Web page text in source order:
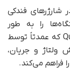
شارژرهای فندکی
را به ‌طور
قابل‌توجهی کاهش دهد. فناوری Quick Charge که عمدتاً توسط
ولتاژ و جریان،
فراهم می‌کند.